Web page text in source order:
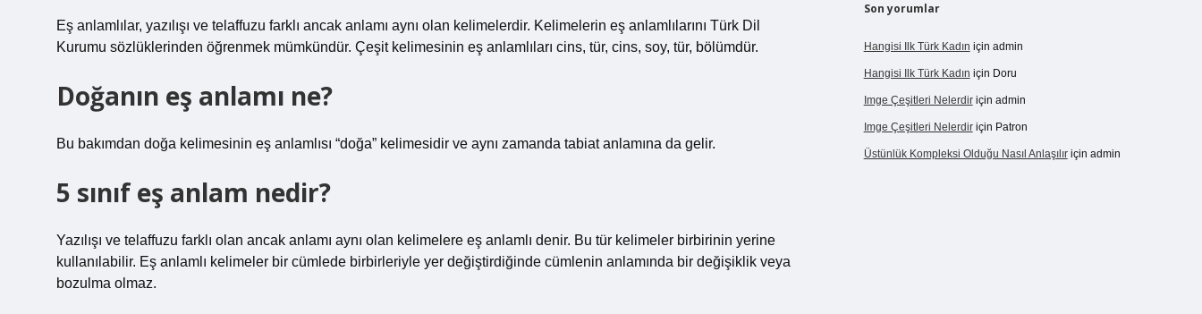
Eş anlamlılar, yazılışı ve telaffuzu farklı ancak anlamı aynı olan kelimelerdir. Kelimelerin eş anlamlılarını Türk Dil
Kurumu sözlüklerinden öğrenmek mümkündür. Çeşit kelimesinin eş anlamlıları cins, tür, cins, soy, tür, bölümdür.
Doğanın eş anlamı ne?
Bu bakımdan doğa kelimesinin eş anlamlısı “doğa” kelimesidir ve aynı zamanda tabiat anlamına da gelir.
5 sınıf eş anlam nedir?
Yazılışı ve telaffuzu farklı olan ancak anlamı aynı olan kelimelere eş anlamlı denir. Bu tür kelimeler birbirinin yerine
kullanılabilir. Eş anlamlı kelimeler bir cümlede birbirleriyle yer değiştirdiğinde cümlenin anlamında bir değişiklik veya
bozulma olmaz.
Son yorumlar
Hangisi Ilk Türk Kadın için admin
Hangisi Ilk Türk Kadın için Doru
Imge Çeşitleri Nelerdiriçin admin
Imge Çeşitleri Nelerdiriçin Patron
Üstünlük Kompleksi Olduğu Nasıl Anlaşılıriçin admin